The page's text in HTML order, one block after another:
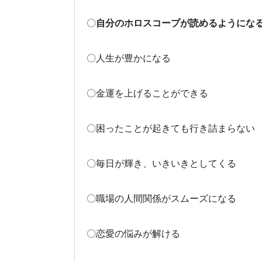
〇自分のホロスコープが読めるようにな
〇人生が豊かになる
〇金運を上げることができる
〇困ったことが起きても行き詰まらない
〇毎日が輝き、いきいきとしてくる
〇職場の人間関係がスムーズになる
〇恋愛の悩みが解ける